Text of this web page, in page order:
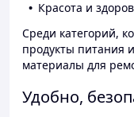
Красота и
Среди категорий,
продукты питания
материалы для
Удобно,